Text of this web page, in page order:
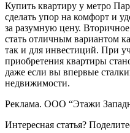
Купить квартиру у метро
сделать упор на комфорт и
за разумную цену.
стать отличным вариантом
так и для инвестиций. При
приобретения квартиры
даже если вы впервые
недвижимости.
Реклама. ООО “Этажи
Интересная статья?